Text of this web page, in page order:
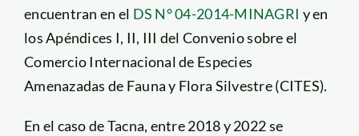
encuentran en el DS N° 04-2014-MINAGRI y en
los Apéndices I, II, III del Convenio sobre el
Comercio Internacional de Especies
Amenazadas de Fauna y Flora Silvestre (CITES).
En el caso de Tacna, entre 2018 y 2022 se